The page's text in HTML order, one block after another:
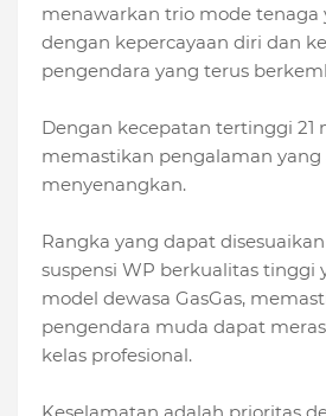
menawarkan trio mode tenaga
dengan kepercayaan diri dan
pengendara yang terus
Dengan kecepatan tertinggi 21
memastikan pengalaman yang
menyenangkan.
Rangka yang dapat
suspensi WP berkualitas tinggi
model dewasa GasGas,
pengendara muda dapat
kelas profesional.